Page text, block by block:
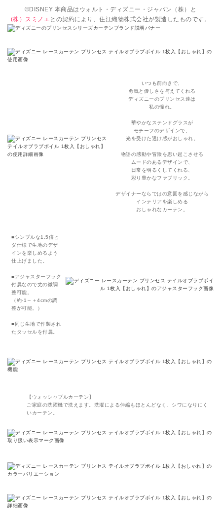
©DISNEY 本商品はウォルト・ディズニー・ジャパン（株）と
(株）スミノエ との契約により、住江織物株式会社が製造したものです。
いつも前向きで、
勇気と優しさを与えてくれる
ディズニーのプリンセス達は
私の憧れ。
華やかなステンドグラスが
モチーフのデザインで、
光を受けた透け感がおしゃれ。
物語の感動や冒険を思い起こさせる
ムードのあるデザインで、
日常を明るくしてくれる、
彩り豊かなファブリック。
デザイナーならではの意図を感じながら
インテリアを楽しめる
おしゃれなカーテン。
■シンプルな1.5倍ヒ
ダ仕様で生地のデザ
インを楽しめるよう
仕上げました。
■アジャスターフック
付属なので丈の微調
整可能。
（約-1～＋4cmの調
整が可能。）
■同じ生地で作製され
たタッセルを付属。
【ウォッシャブルカーテン】
ご家庭の洗濯機で洗えます。洗濯による伸縮もほとんどなく、シワになりにく
いカーテン。